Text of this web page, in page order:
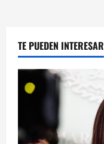
TE PUEDEN INTERESAR